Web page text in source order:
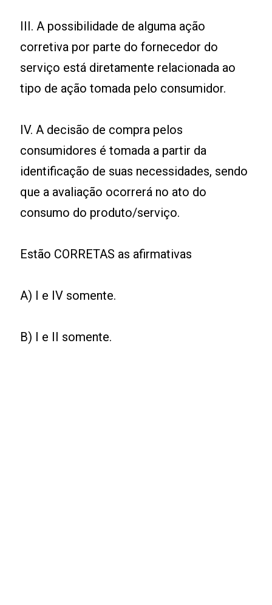
III. A possibilidade de alguma ação
corretiva por parte do fornecedor do
serviço está diretamente relacionada ao
tipo de ação tomada pelo consumidor.
IV. A decisão de compra pelos
consumidores é tomada a partir da
identificação de suas necessidades, sendo
que a avaliação ocorrerá no ato do
consumo do produto/serviço.
Estão CORRETAS as afirmativas
A) I e IV somente.
B) I e II somente.